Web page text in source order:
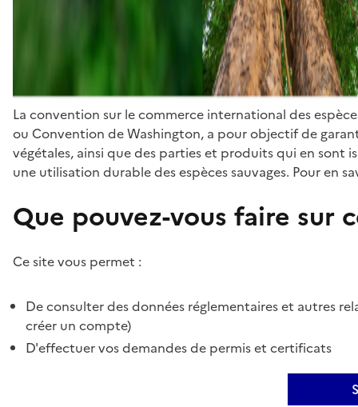
La convention sur le commerce international des
ou Convention de Washington, a pour objectif de
végétales, ainsi que des parties et produits qui en sont
une utilisation durable des espèces sauvages. Pour en
Que pouvez-vous faire sur
Ce site vous permet :
De consulter des données réglementaires et autres
créer un compte)
D'effectuer vos demandes de permis et certificats